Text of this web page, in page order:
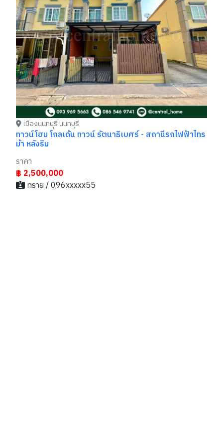
เมืองนนทบุรี นนทบุรี
ทาวน์โฮม โกลเด้น ทาวน์ รัตนาธิเบศร์ - สถานีรถไฟฟ้าไทร
ม้า หลังริม
ราคา
฿ 2,500,000
ทราย / 096xxxxx55